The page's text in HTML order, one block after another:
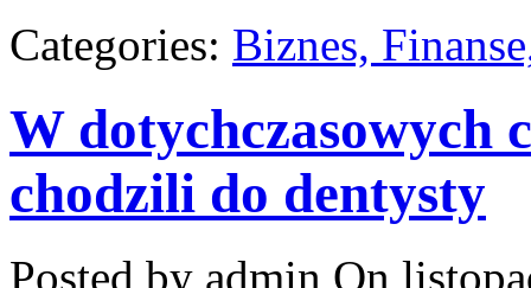
Categories: Biznes,
W dotychczasowych
chodzili do dentysty
Posted by admin On